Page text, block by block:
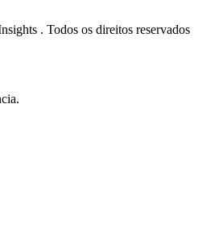
. Todos os direitos reservados